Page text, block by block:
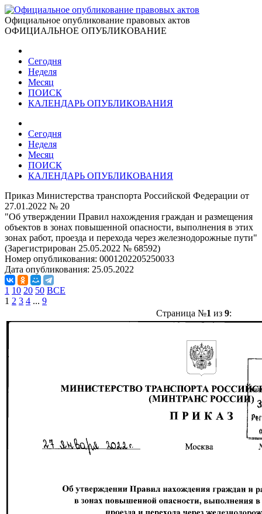
Официальное опубликование правовых актов
ОФИЦИАЛЬНОЕ ОПУБЛИКОВАНИЕ
Сегодня
Неделя
Месяц
ПОИСК
КАЛЕНДАРЬ ОПУБЛИКОВАНИЯ
Сегодня
Неделя
Месяц
ПОИСК
КАЛЕНДАРЬ ОПУБЛИКОВАНИЯ
Приказ Министерства транспорта Российской Федерации от
27.01.2022 № 20
"Об утверждении Правил нахождения граждан и размещения
объектов в зонах повышенной опасности, выполнения в этих
зонах работ, проезда и перехода через железнодорожные пути"
(Зарегистрирован 25.05.2022 № 68592)
Номер опубликования: 0001202205250033
Дата опубликования: 25.05.2022
1 10 20 50 ВСЕ
1 2 3 4 ... 9
Страница №1 из 9: